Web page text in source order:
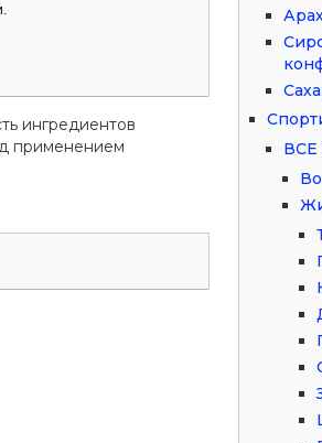
ингредиентов
применением